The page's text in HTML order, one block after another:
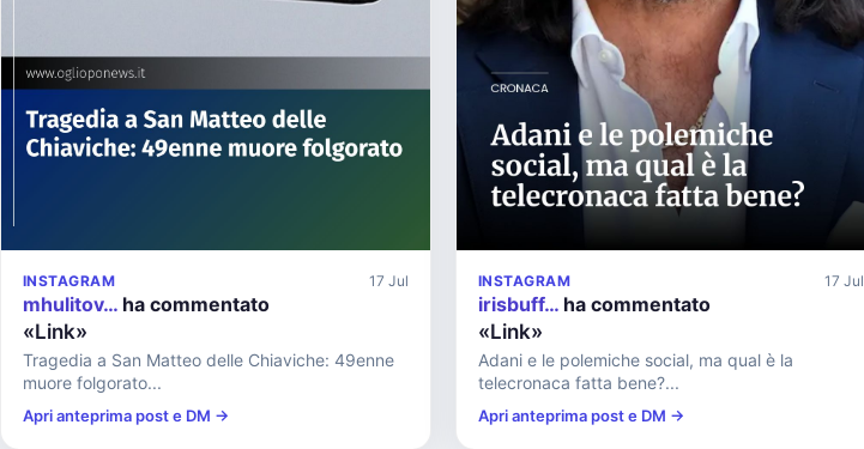
INSTAGRAM 17 Jul
mhulitov… ha commentato
«Link»
Tragedia a San Matteo delle Chiaviche: 49enne
muore folgorato...
Apri anteprima post e DM →
INSTAGRAM 17 Jul
irisbuff… ha commentato
«Link»
Adani e le polemiche social, ma qual è la
telecronaca fatta bene?...
Apri anteprima post e DM →